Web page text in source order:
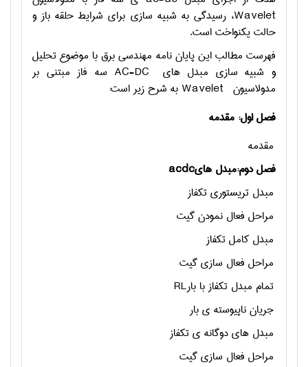
Wavelet، رسیدگی به شبیه سازی برای شرایط حلقه باز و
حالت یکنواخت است.
فهرست مطالب اینپایان نامه مهندسی برق با موضوع تحلیل
و شبیه سازی مبدل های AC-DCسه فاز مبتنی بر
مدولاسیون Wavelet به شرح زیر است:
فصل اول: مقدمه
مقدمه
فصل دوم:مبدل هایacdc
مبدل تریستوری تکفاز
مراحل فعال نمودن گیت
مبدل کامل تکفاز
مراحل فعال سازی گیت
تمام مبدل تکفاز با بارRL
جریان ناپیوسته ی بار
مبدل های دوگانه ی تکفاز
مراحل فعال سازی گیت